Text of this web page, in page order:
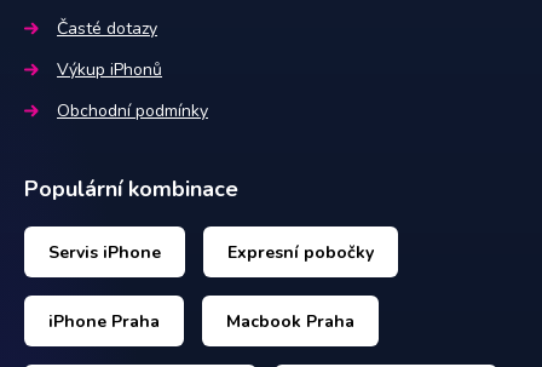
Časté dotazy
Výkup iPhonů
Obchodní podmínky
Populární kombinace
Servis iPhone Expresní pobočky
iPhone Praha Macbook Praha